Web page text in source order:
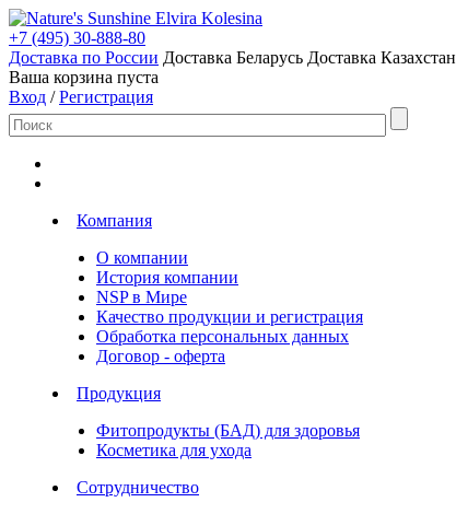
Elvira Kolesina
+7 (495) 30-888-80
Доставка по России Доставка Беларусь Доставка Казахстан
Ваша корзина пуста
Вход /Регистрация
Компания
О компании
История компании
NSP в Мире
Качество продукции и регистрация
Обработка персональных данных
Договор - оферта
Продукция
Фитопродукты (БАД) для здоровья
Косметика для ухода
Сотрудничество